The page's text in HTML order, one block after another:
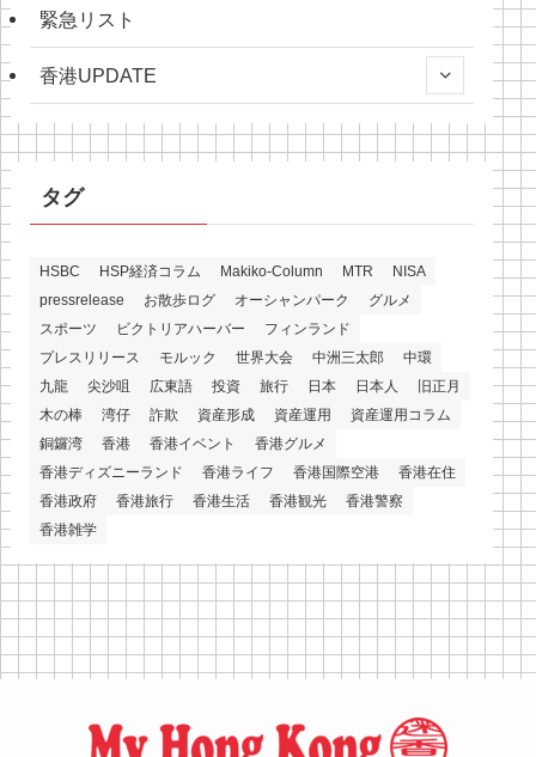
緊急リスト
香港UPDATE
タグ
HSBC HSP経済コラム Makiko-Column MTR
NISA
pressrelease
お散歩ログ オーシャンパーク
グルメ
スポーツ
ビクトリアハーバー
フィンランド
プレスリリース
モルック 世界大会 中洲三太郎
中環
九龍
尖沙咀 広東語 投資 旅行 日本 日本人
旧正月
木の棒
湾仔 詐欺 資産形成 資産運用
資産運用コラム
銅鑼湾
香港 香港イベント
香港グルメ
香港ディズニーランド
香港ライフ 香港国際空港
香港在住
香港政府
香港旅行 香港生活 香港観光
香港警察
香港雑学